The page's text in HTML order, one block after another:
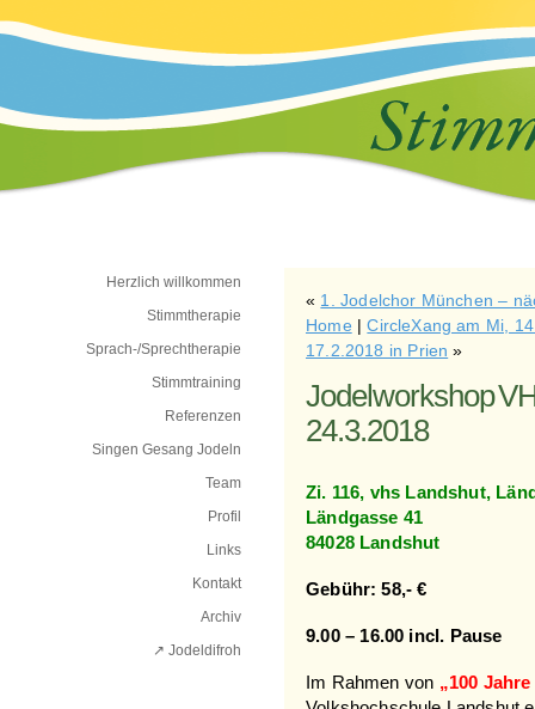
Herzlich willkommen
Stimmtherapie
Sprach-/Sprechtherapie
Stimmtraining
Referenzen
Singen Gesang Jodeln
Team
Profil
Links
Kontakt
Archiv
↗ Jodeldifroh︎
« 1. Jodelchor München –
Home |CircleXang am Mi,
17.2.2018 in Prien »
Jodelworkshop
24.3.2018
Zi. 116, vhs Landshut,
Ländgasse 41
84028 Landshut
Gebühr: 58,- €
9.00 – 16.00 incl. Pause
Im Rahmen von „100